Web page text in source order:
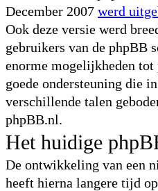
December 2007 werd
Ook deze versie werd
gebruikers van de phpBB
enorme mogelijkheden tot
goede ondersteuning die
verschillende talen
phpBB.nl.
Het huidige
De ontwikkeling van een
heeft hierna langere tijd